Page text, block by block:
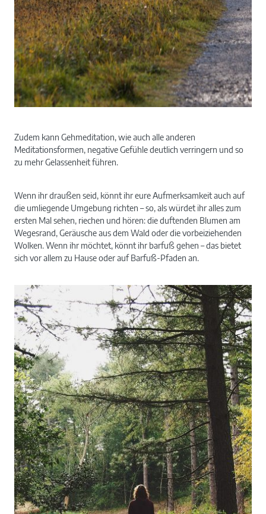
Zudem kann Gehmeditation, wie auch alle anderen
Meditationsformen, negative Gefühle deutlich verringern und so
zu mehr Gelassenheit führen.
Wenn ihr draußen seid, könnt ihr eure Aufmerksamkeit auch auf
die umliegende Umgebung richten – so, als würdet ihr alles zum
ersten Mal sehen, riechen und hören: die duftenden Blumen am
Wegesrand, Geräusche aus dem Wald oder die vorbeiziehenden
Wolken. Wenn ihr möchtet, könnt ihr barfuß gehen – das bietet
sich vor allem zu Hause oder auf Barfuß-Pfaden an.